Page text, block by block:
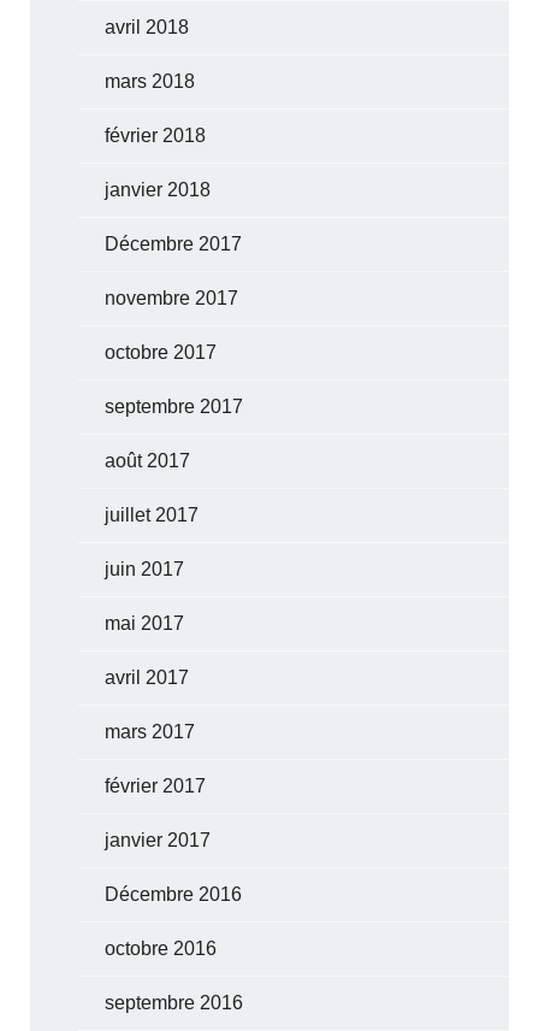
avril 2018
mars 2018
février 2018
janvier 2018
Décembre 2017
novembre 2017
octobre 2017
septembre 2017
août 2017
juillet 2017
juin 2017
mai 2017
avril 2017
mars 2017
février 2017
janvier 2017
Décembre 2016
octobre 2016
septembre 2016